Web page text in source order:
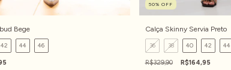
Bege
42 44 46
50% OFF
Calça Skinny Servia Preto
36 38 40 42 44
R$329,90
R$164,95